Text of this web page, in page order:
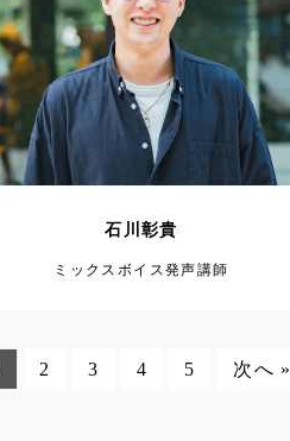
石川彰貴
ミックスボイス発声講師
2 3 4 5 次へ »